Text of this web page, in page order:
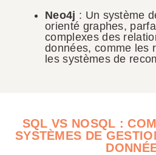
Neo4j : Un système
orienté graphes,
complexes des
données, comme les
les systèmes de
SQL VS NOSQL :
SYSTÈMES DE